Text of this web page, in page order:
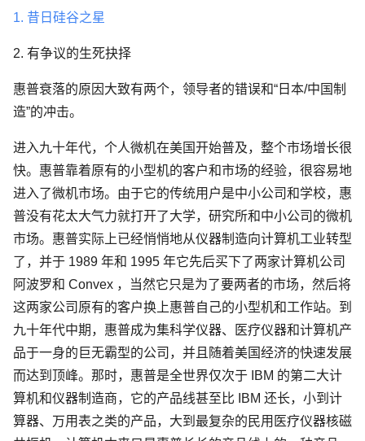
1. 昔日硅谷之星
2. 有争议的生死抉择
惠普衰落的原因大致有两个，领导者的错误和“日本/中国制
造”的冲击。
进入九十年代，个人微机在美国开始普及，整个市场增长很
快。惠普靠着原有的小型机的客户和市场的经验，很容易地
进入了微机市场。由于它的传统用户是中小公司和学校，惠
普没有花太大气力就打开了大学，研究所和中小公司的微机
市场。惠普实际上已经悄悄地从仪器制造向计算机工业转型
了，并于 1989 年和 1995 年它先后买下了两家计算机公司
阿波罗和 Convex ，当然它只是为了要两者的市场，然后将
这两家公司原有的客户换上惠普自己的小型机和工作站。到
九十年代中期，惠普成为集科学仪器、医疗仪器和计算机产
品于一身的巨无霸型的公司，并且随着美国经济的快速发展
而达到顶峰。那时，惠普是全世界仅次于 IBM 的第二大计
算机和仪器制造商，它的产品线甚至比 IBM 还长，小到计
算器、万用表之类的产品，大到最复杂的民用医疗仪器核磁